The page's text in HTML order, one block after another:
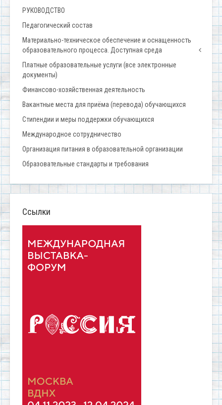
РУКОВОДСТВО
Педагогический состав
Материально-техническое обеспечение и оснащенность
образовательного процесса. Доступная среда
Платные образовательные услуги (все электронные
документы)
Финансово-хозяйственная деятельность
Вакантные места для приёма (перевода) обучающихся
Стипендии и меры поддержки обучающихся
Международное сотрудничество
Организация питания в образовательной организации
Образовательные стандарты и требования
Ссылки